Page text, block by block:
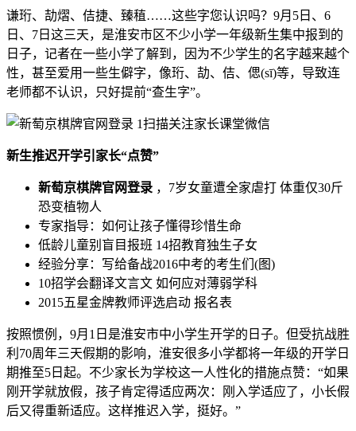
谦珩、劼熠、佶捷、臻稙……这些字您认识吗？9月5日、6
日、7日这三天，是淮安市区不少小学一年级新生集中报到的
日子，记者在一些小学了解到，因为不少学生的名字越来越个
性，甚至爱用一些生僻字，像珩、劼、佶、偲(sī)等，导致连
老师都不认识，只好提前“查生字”。
扫描关注家长课堂微信
新生推迟开学引家长“点赞”
新萄京棋牌官网登录 ，7岁女童遭全家虐打 体重仅30斤
恐变植物人
专家指导：如何让孩子懂得珍惜生命
低龄儿童别盲目报班 14招教育独生子女
经验分享：写给备战2016中考的考生们(图)
10招学会翻译文言文 如何应对薄弱学科
2015五星金牌教师评选启动 报名表
按照惯例，9月1日是淮安市中小学生开学的日子。但受抗战胜
利70周年三天假期的影响，淮安很多小学都将一年级的开学日
期推至5日起。不少家长为学校这一人性化的措施点赞：“如果
刚开学就放假，孩子肯定得适应两次：刚入学适应了，小长假
后又得重新适应。这样推迟入学，挺好。”